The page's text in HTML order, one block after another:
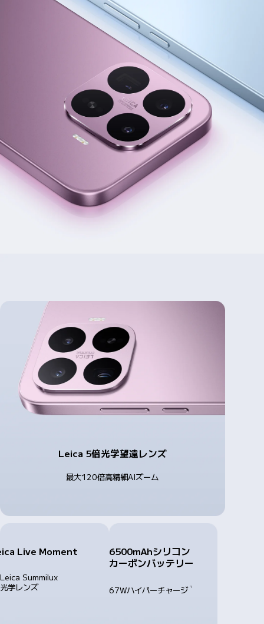
Leica 5倍光学望遠レンズ
最大120倍高精細AIズーム
Live Moment
Leica Summilux
光学レンズ
6500mAhシリコン
カーボンバッテリー
67Wハイパーチャージ 1